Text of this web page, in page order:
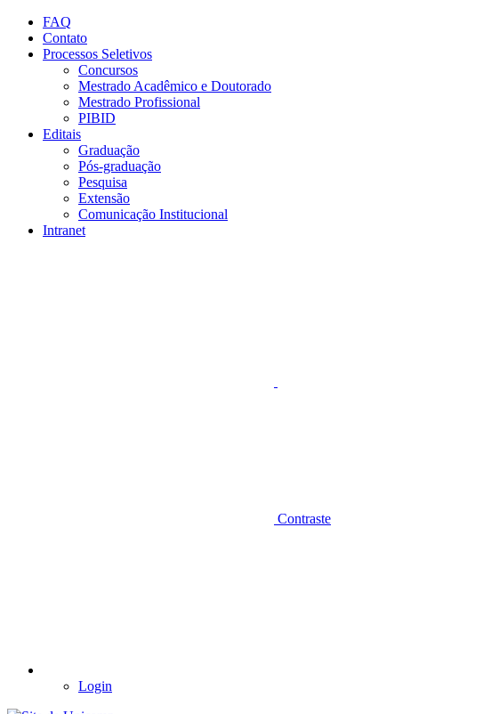
Conteúdo principal
FAQ
Contato
Processos Seletivos
Concursos
Mestrado Acadêmico e Doutorado
Mestrado Profissional
PIBID
Editais
Graduação
Pós-graduação
Pesquisa
Extensão
Comunicação Institucional
Intranet
Contraste
Login